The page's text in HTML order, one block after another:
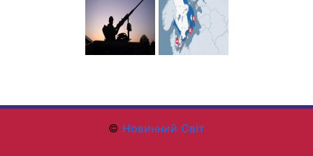
© Новинний Світ